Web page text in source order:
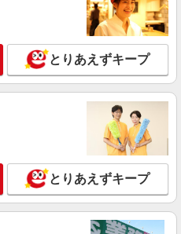
とりあえずキープ
とりあえずキープ